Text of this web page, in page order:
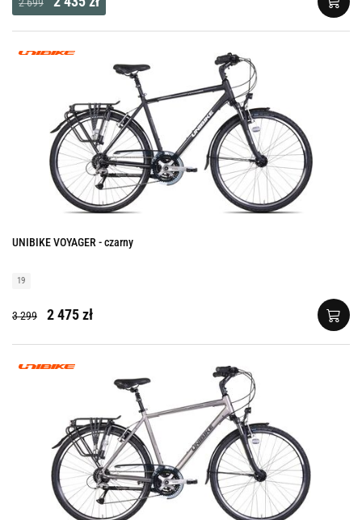
UNIBIKE VOYAGER - czarny
19
3 299 2 475 zł